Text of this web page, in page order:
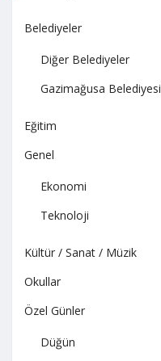
Belediyeler
Diğer Belediyeler
Gazimağusa Belediyesi
Eğitim
Genel
Ekonomi
Teknoloji
Kültür / Sanat / Müzik
Okullar
Özel Günler
Düğün